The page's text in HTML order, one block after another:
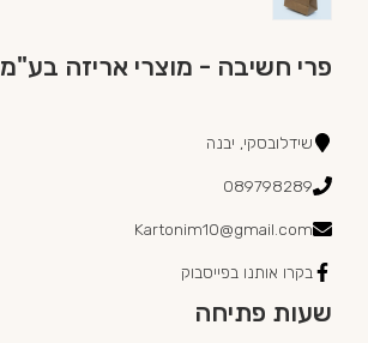
פרי חשיבה - מוצרי אריזה בע"מ
שידלובסקי, יבנה
089798289
Kartonim10@gmail.com
בקרו אותנו בפייסבוק
שעות פתיחה